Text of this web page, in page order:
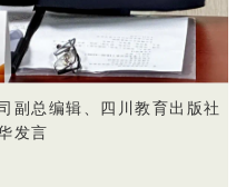
副总编辑、四川教育出版社
发言